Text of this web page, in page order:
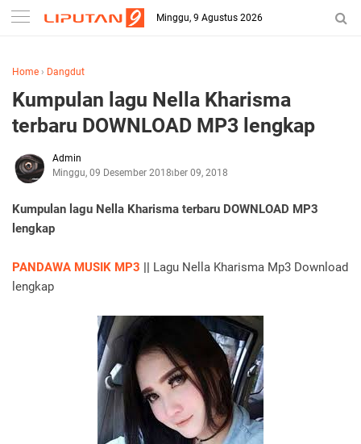
Minggu, 9 Agustus 2026
Home › Dangdut
Kumpulan lagu Nella Kharisma
terbaru DOWNLOAD MP3 lengkap
Admin
Minggu, 09 Desember 2018Desember 09, 2018
Kumpulan lagu Nella Kharisma terbaru DOWNLOAD MP3
lengkap
PANDAWA MUSIK MP3 || Lagu Nella Kharisma Mp3 Download
lengkap